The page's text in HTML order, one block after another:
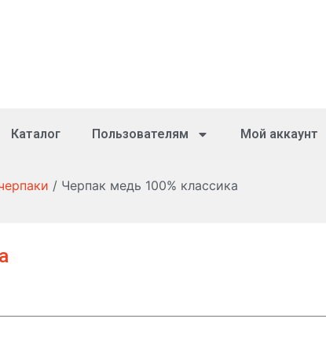
Каталог Пользователям Мой аккаунт
/ Черпак медь 100% классика